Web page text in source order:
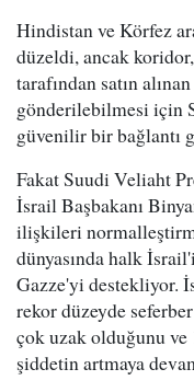
Hindistan ve Körfez
düzeldi, ancak
tarafından satın
gönderilebilmesi için
güvenilir bir bağlantı
Fakat Suudi Veliaht
İsrail Başbakanı
ilişkileri
dünyasında halk
Gazze'yi destekliyor.
rekor düzeyde
çok uzak olduğunu
şiddetin artmaya